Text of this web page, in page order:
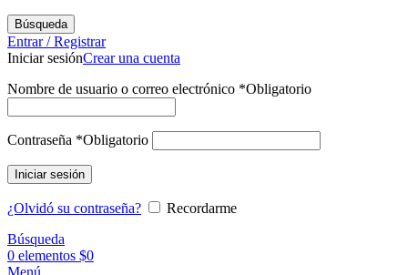
Búsqueda
Entrar / Registrar
Iniciar sesiónCrear una cuenta
Nombre de usuario o correo electrónico *Obligatorio
Contraseña *Obligatorio
Iniciar sesión
¿Olvidó su contraseña?
Recordarme
Búsqueda
0 elementos $0
Menú